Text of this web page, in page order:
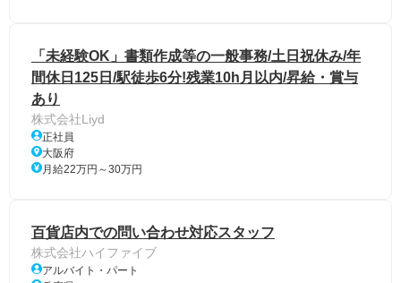
「未経験OK」書類作成等の一般事務/土日祝休み/年
間休日125日/駅徒歩6分!残業10h月以内/昇給・賞与
あり
株式会社Liyd
正社員
大阪府
月給22万円～30万円
百貨店内での問い合わせ対応スタッフ
株式会社ハイファイブ
アルバイト・パート